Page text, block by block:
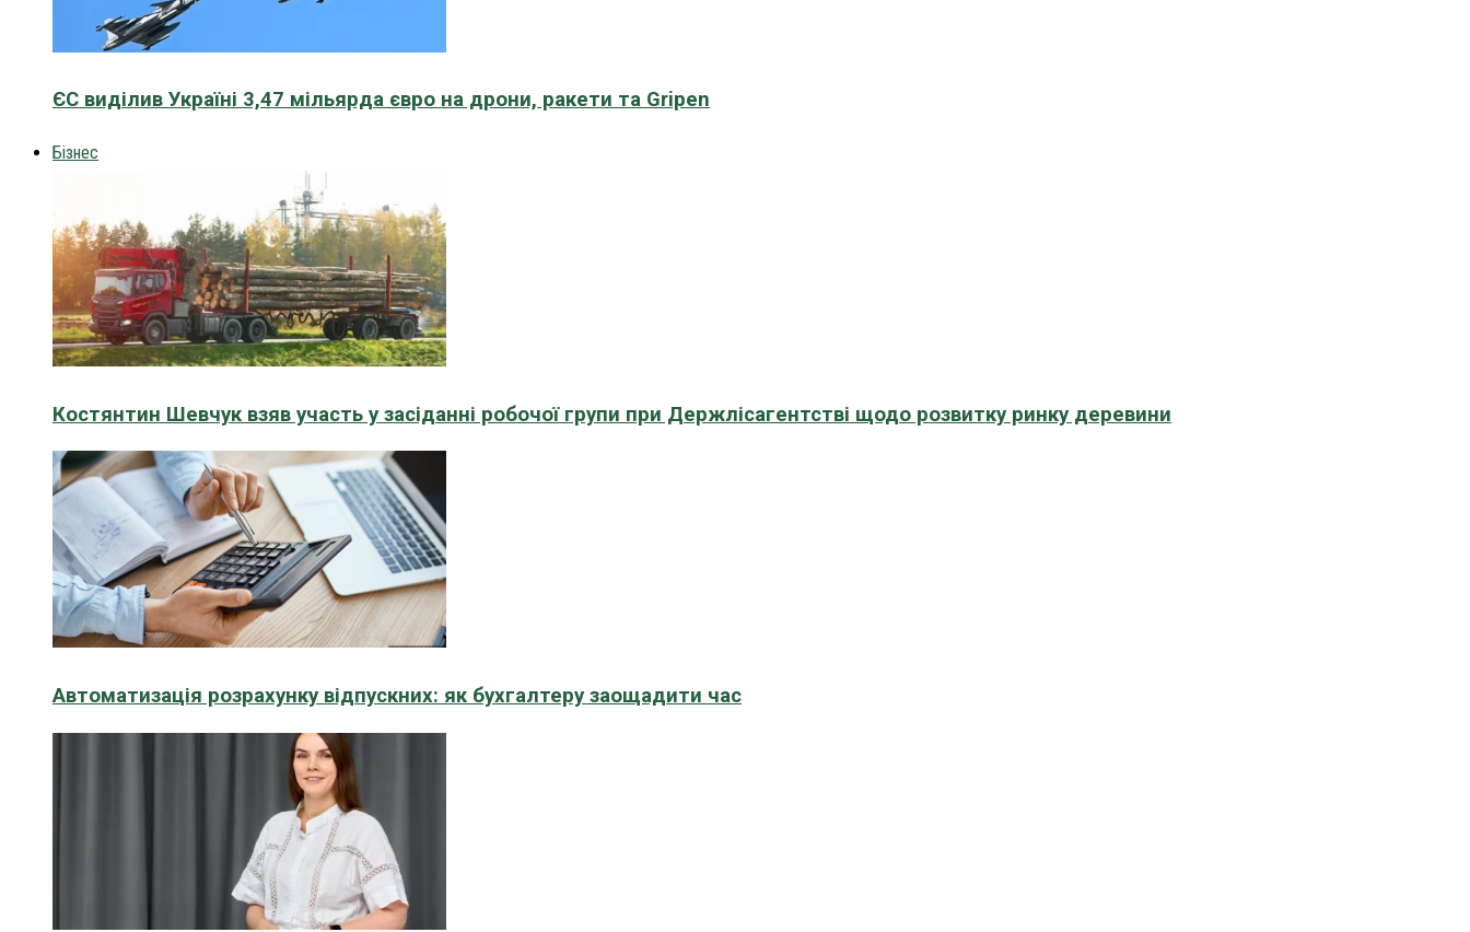
ЄС виділив Україні 3,47 мільярда євро на дрони, ракети та Gripen
Бізнес
Костянтин Шевчук взяв участь у засіданні робочої групи при Держлісагентстві щодо розвитку ринку деревини
Автоматизація розрахунку відпускних: як бухгалтеру заощадити час